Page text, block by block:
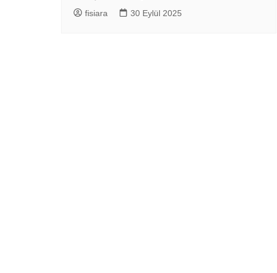
fisiara 30 Eylül 2025